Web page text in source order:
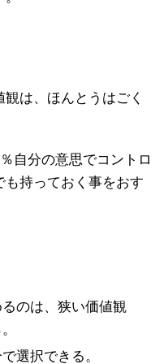
は、ほんとうはごく
自分の意思でコントロ
持っておく事をおす
のは、狭い価値観
選択できる。